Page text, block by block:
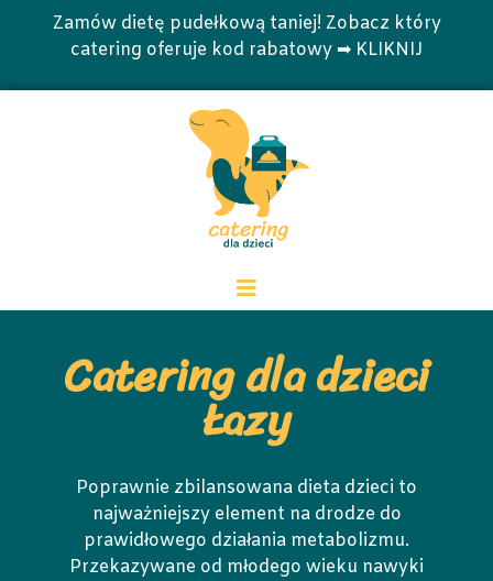
Zamów dietę pudełkową taniej! Zobacz który
catering oferuje kod rabatowy ➡ KLIKNIJ
Catering dla dzieci
Łazy
Poprawnie zbilansowana dieta dzieci to
najważniejszy element na drodze do
prawidłowego działania metabolizmu.
Przekazywane od młodego wieku nawyki